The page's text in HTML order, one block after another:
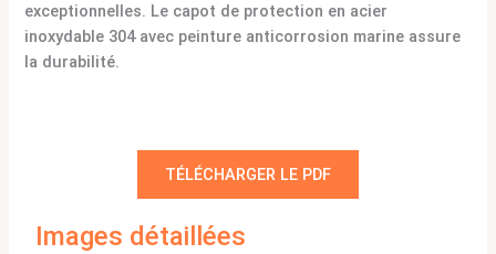
exceptionnelles. Le capot de protection en acier
inoxydable 304 avec peinture anticorrosion marine assure
la durabilité.
TÉLÉCHARGER LE PDF
Images détaillées